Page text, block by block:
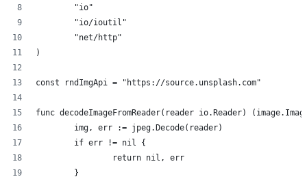
	"io"
	"io/ioutil"
	"net/http"
)
const rndImgApi = "https://source.unsplash.com"
func decodeImageFromReader(reader io.Reader)
	img, err := jpeg.Decode(reader)
	if err != nil {
		return nil, err
	}